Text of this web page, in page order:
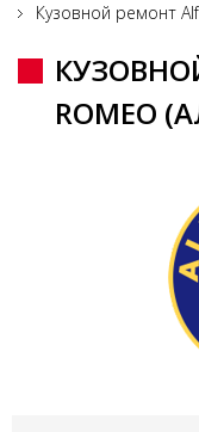
Кузовной ремонт
ROMEO